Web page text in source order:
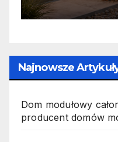
Najnowsze
Dom modułowy
producent domów